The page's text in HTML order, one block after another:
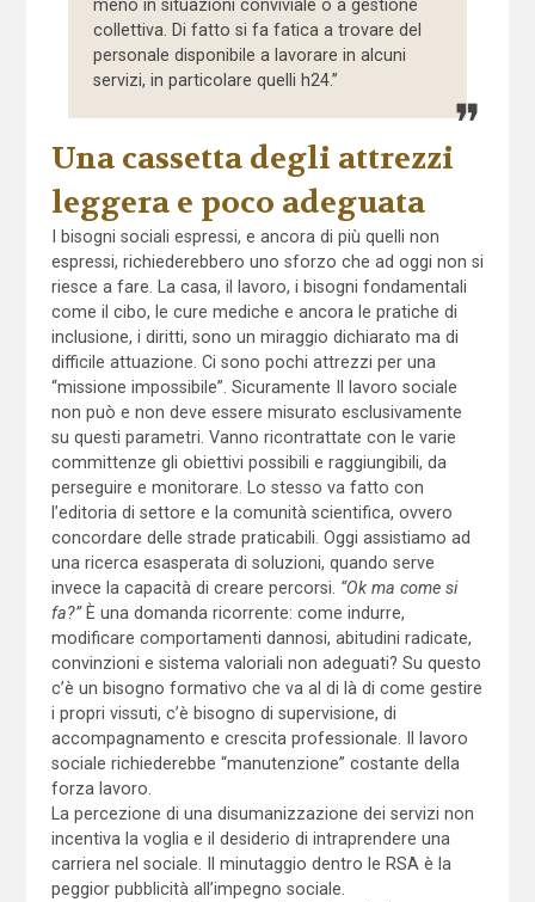
meno in situazioni conviviale o a gestione
collettiva. Di fatto si fa fatica a trovare del
personale disponibile a lavorare in alcuni
servizi, in particolare quelli h24.”
Una cassetta degli attrezzi
leggera e poco adeguata
I bisogni sociali espressi, e ancora di più quelli non
espressi, richiederebbero uno sforzo che ad oggi non si
riesce a fare. La casa, il lavoro, i bisogni fondamentali
come il cibo, le cure mediche e ancora le pratiche di
inclusione, i diritti, sono un miraggio dichiarato ma di
difficile attuazione. Ci sono pochi attrezzi per una
“missione impossibile”. Sicuramente Il lavoro sociale
non può e non deve essere misurato esclusivamente
su questi parametri. Vanno ricontrattate con le varie
committenze gli obiettivi possibili e raggiungibili, da
perseguire e monitorare. Lo stesso va fatto con
l’editoria di settore e la comunità scientifica, ovvero
concordare delle strade praticabili. Oggi assistiamo ad
una ricerca esasperata di soluzioni, quando serve
invece la capacità di creare percorsi. “Ok ma come si
fa?”È una domanda ricorrente: come indurre,
modificare comportamenti dannosi, abitudini radicate,
convinzioni e sistema valoriali non adeguati? Su questo
c’è un bisogno formativo che va al di là di come gestire
i propri vissuti, c’è bisogno di supervisione, di
accompagnamento e crescita professionale. Il lavoro
sociale richiederebbe “manutenzione” costante della
forza lavoro.
La percezione di una disumanizzazione dei servizi non
incentiva la voglia e il desiderio di intraprendere una
carriera nel sociale. Il minutaggio dentro le RSA è la
peggior pubblicità all’impegno sociale.